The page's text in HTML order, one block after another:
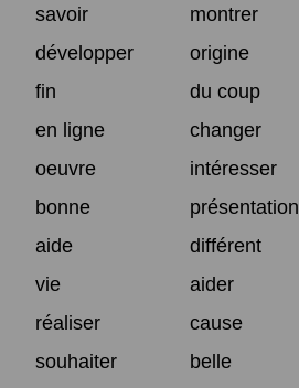
savoir
montrer
développer
origine
fin
du coup
en ligne
changer
oeuvre
intéresser
bonne
présentation
aide
différent
vie
aider
réaliser
cause
souhaiter
belle